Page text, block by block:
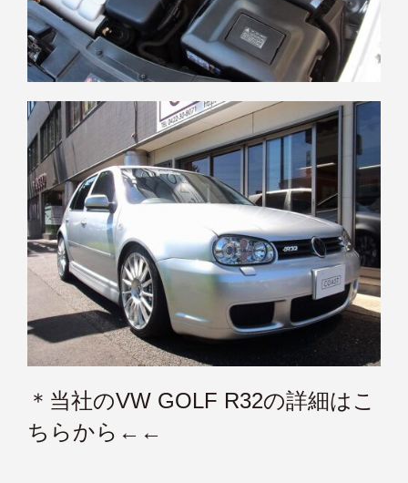
＊当社のVW GOLF R32の詳細はこ
ちらから←←